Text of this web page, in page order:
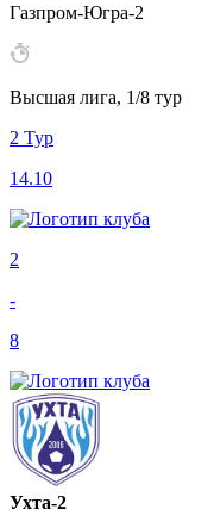
Газпром-Югра-2
Высшая лига, 1/8 тур
2 Тур
14.10
2
-
8
Ухта-2